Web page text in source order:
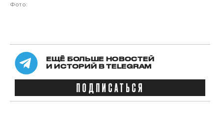
Фото:
ЕЩЁ БОЛЬШЕ НОВОСТЕЙ
И ИСТОРИЙ В TELEGRAM
ПОДПИСАТЬСЯ